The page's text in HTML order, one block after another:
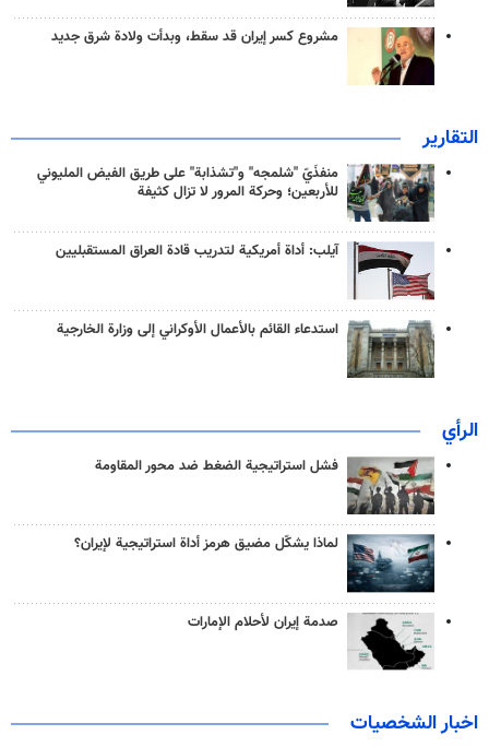
مشروع كسر إيران قد سقط، وبدأت ولادة شرق جديد
التقارير
منفذَيّ "شلمجه" و"تشذابة" على طريق الفيض المليوني
للأربعين؛ وحركة المرور لا تزال كثيفة
آيلب: أداة أمريكية لتدريب قادة العراق المستقبليين
استدعاء القائم بالأعمال الأوكراني إلى وزارة الخارجية
الرأي
فشل استراتيجية الضغط ضد محور المقاومة
لماذا يشكّل مضيق هرمز أداة استراتيجية لإيران؟
صدمة إيران لأحلام الإمارات
اخبار الشخصيات